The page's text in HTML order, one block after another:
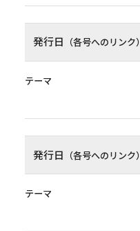
発行日 （各号へのリンク）
テーマ
発行日 （各号へのリンク）
テーマ